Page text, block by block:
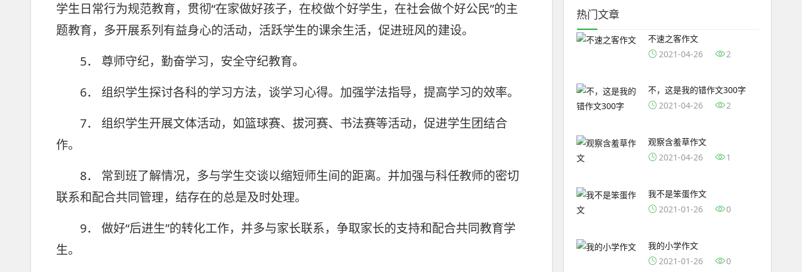
学生日常行为规范教育，贯彻“在家做好孩子，在校做个好学生，在社会做个好公民”的主
题教育，多开展系列有益身心的活动，活跃学生的课余生活，促进班风的建设。
5． 尊师守纪，勤奋学习，安全守纪教育。
6． 组织学生探讨各科的学习方法，谈学习心得。加强学法指导，提高学习的效率。
7． 组织学生开展文体活动，如篮球赛、拔河赛、书法赛等活动，促进学生团结合
作。
8． 常到班了解情况，多与学生交谈以缩短师生间的距离。并加强与科任教师的密切
联系和配合共同管理，结存在的总是及时处理。
9． 做好“后进生”的转化工作，并多与家长联系，争取家长的支持和配合共同教育学
生。
热门文章
不速之客作文
2021-04-26
2
不，这是我的错作文300字
2021-04-26
2
观察含羞草作文
2021-04-26
1
我不是笨蛋作文
2021-01-26
0
我的小学作文
2021-01-26
0